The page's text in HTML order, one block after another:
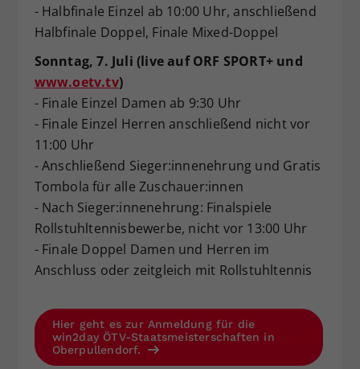
- Halbfinale Einzel ab 10:00 Uhr, anschließend
Halbfinale Doppel, Finale Mixed-Doppel
Sonntag, 7. Juli (live auf ORF SPORT+ und
www.oetv.tv)
- Finale Einzel Damen ab 9:30 Uhr
- Finale Einzel Herren anschließend nicht vor
11:00 Uhr
- Anschließend Sieger:innenehrung und Gratis
Tombola für alle Zuschauer:innen
- Nach Sieger:innenehrung: Finalspiele
Rollstuhltennisbewerbe, nicht vor 13:00 Uhr
- Finale Doppel Damen und Herren im
Anschluss oder zeitgleich mit Rollstuhltennis
Hier geht es zur Anmeldung für die
win2day ÖTV-Staatsmeisterschaften in
Oberpullendorf.